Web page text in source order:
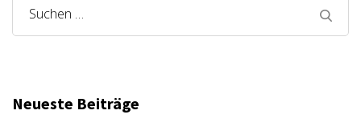
Suchen
nach:
Neueste Beiträge